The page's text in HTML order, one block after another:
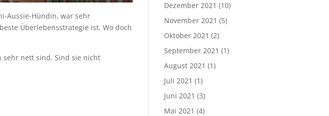
Aussie-Hündin, war sehr
Überlebensstrategie ist. Wo doch
sehr nett sind. Sind sie nicht
Dezember 2021 (10)
November 2021 (5)
Oktober 2021 (2)
September 2021 (1)
August 2021 (1)
Juli 2021 (1)
Juni 2021 (3)
Mai 2021 (4)